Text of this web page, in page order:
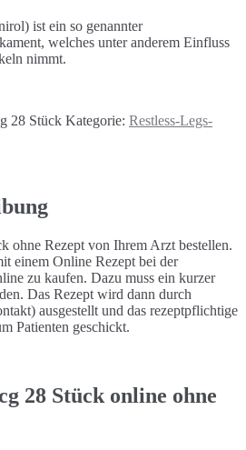
ist ein so genannter
welches unter anderem Einfluss
nimmt.
28 Stück Kategorie: Restless-Legs-
ohne Rezept von Ihrem Arzt bestellen.
einem Online Rezept bei der
zu kaufen. Dazu muss ein kurzer
Das Rezept wird dann durch
ausgestellt und das rezeptpflichtige
Patienten geschickt.
28 Stück online ohne